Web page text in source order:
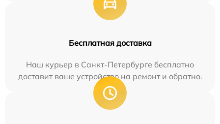
Бесплатная доставка
Наш курьер в Санкт-Петербурге бесплатно
доставит ваше устройство на ремонт и обратно.